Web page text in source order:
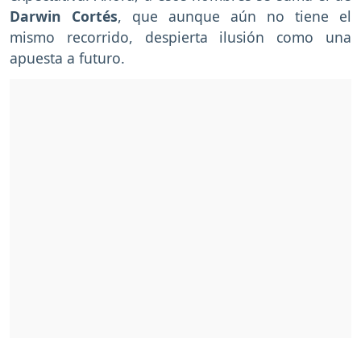
Darwin Cortés, que aunque aún no tiene el
mismo recorrido, despierta ilusión como una
apuesta a futuro.